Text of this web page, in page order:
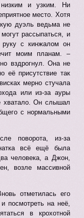
и узким. Ни
место. Хотя
дуэль ведьма не
рассыпаться, и
с кинжалом он
моим планам. –
вздрогнул. Она не
её присутствие так
мерно стучала
или из-за ауры
хватало. Он слышал
с нормальными
поворота, из-за
всё ещё была
человека, а Джон,
возле массивной
отметилась его
посмотреть на неё,
в крохотной